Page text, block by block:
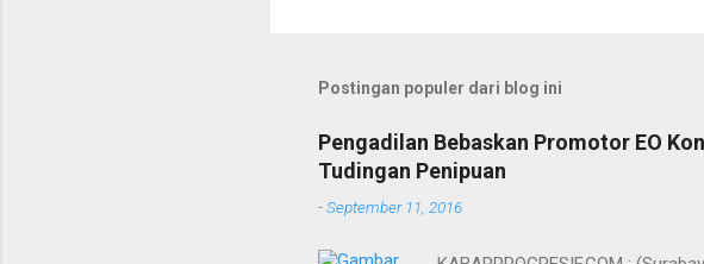
Postingan populer dari blog ini
Pengadilan Bebaskan Promotor EO
Tudingan Penipuan
-September 11, 2016